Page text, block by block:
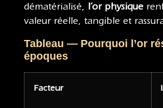
dématérialisé, l’or physique
valeur réelle, tangible et
Tableau — Pourquoi l’or
époques
Facteur